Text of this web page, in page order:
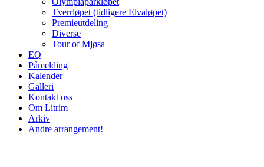
Tverrløpet (tidligere Elvaløpet)
Premieutdeling
Diverse
Tour of Mjøsa
EQ
Påmelding
Kalender
Galleri
Kontakt oss
Om Litrim
Arkiv
Andre arrangement!